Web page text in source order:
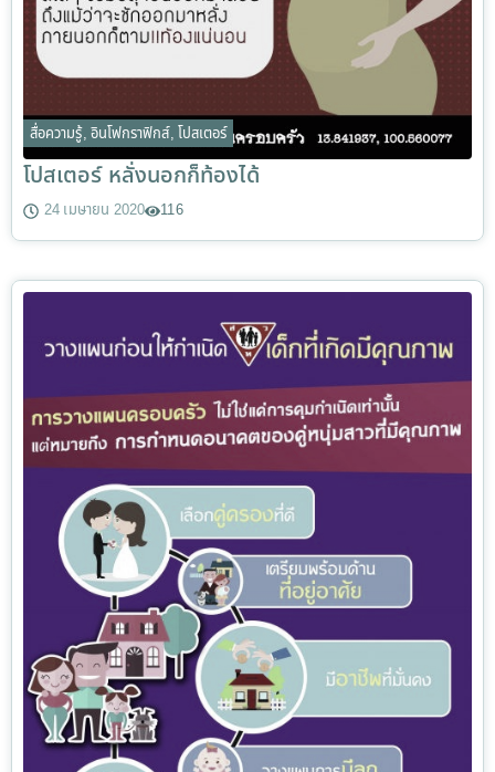
สื่อความรู้, อินโฟกราฟิกส์, โปสเตอร์
โปสเตอร์ หลั่งนอกก็ท้องได้
24 เมษายน 2020 116